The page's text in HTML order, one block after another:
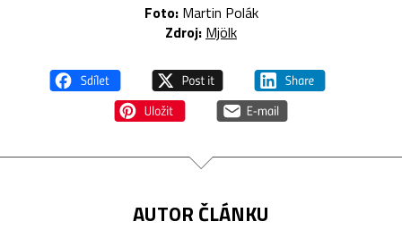
Foto:Martin Polák
Zdroj: Mjölk
AUTOR ČLÁNKU